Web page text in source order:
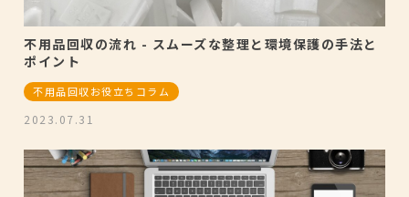
不用品回収の流れ - スムーズな整理と環境保護の手法と
ポイント
不用品回収お役立ちコラム
2023.07.31